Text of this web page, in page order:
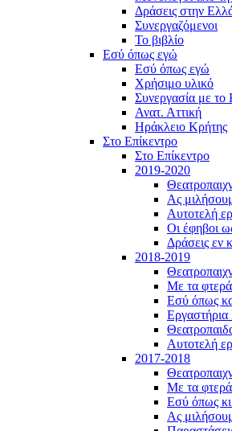
Δράσεις στην
Συνεργαζόμενοι
To βιβλίο
Εσύ όπως εγώ
Εσύ όπως εγώ
Χρήσιμο υλικό
Συνεργασία με
Ανατ. Αττική
Ηράκλειο Κρήτης
Στο Επίκεντρο
Στο Επίκεντρο
2019-2020
Ας
Αυτοτελή
Οι έφηβοι
Δράσεις εν
2018-2019
Με τα
Εσύ όπως
Αυτοτελή
2017-2018
Με τα
Εσύ όπως
Ας